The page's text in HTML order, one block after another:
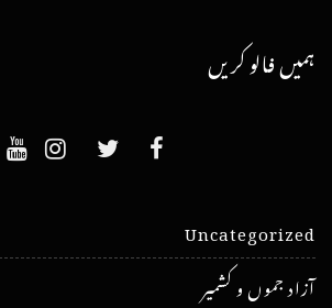
ہمیں فالو کریں
Uncategorized
آزاد جموں و کشمیر